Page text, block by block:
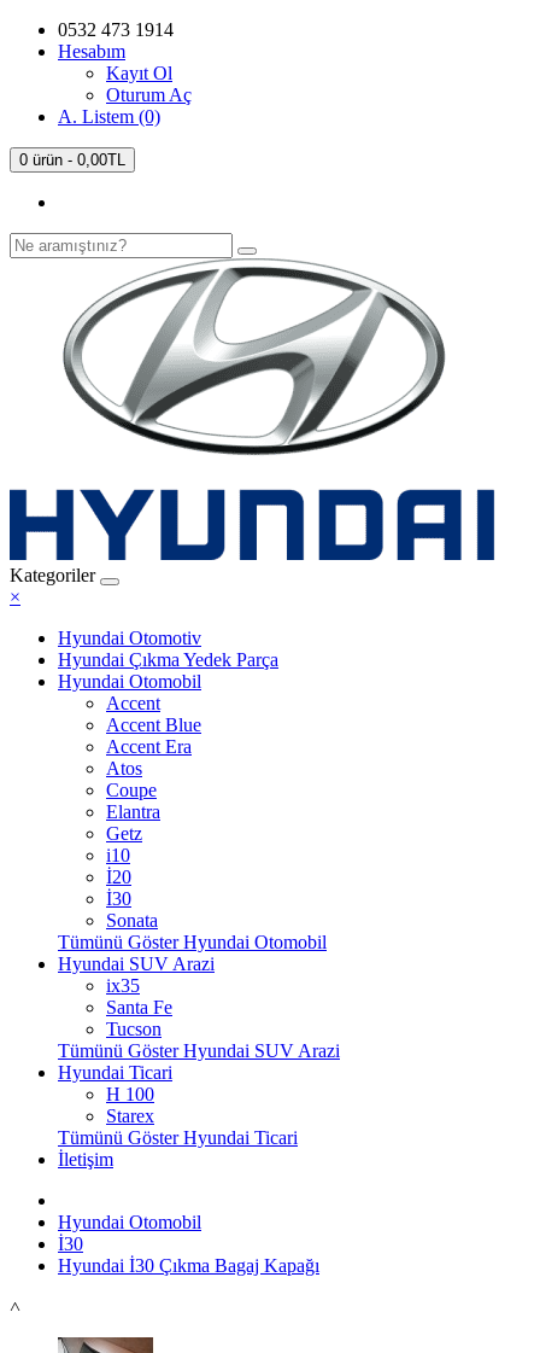
0532 473 1914
Hesabım
Kayıt Ol
Oturum Aç
A. Listem (0)
0 ürün - 0,00TL
Kategoriler
×
Hyundai Otomotiv
Hyundai Çıkma Yedek Parça
Hyundai Otomobil
Accent
Accent Blue
Accent Era
Atos
Coupe
Elantra
Getz
i10
İ20
İ30
Sonata
Tümünü Göster Hyundai Otomobil
Hyundai SUV Arazi
ix35
Santa Fe
Tucson
Tümünü Göster Hyundai SUV Arazi
Hyundai Ticari
H 100
Starex
Tümünü Göster Hyundai Ticari
İletişim
Hyundai Otomobil
İ30
Hyundai İ30 Çıkma Bagaj Kapağı
˄